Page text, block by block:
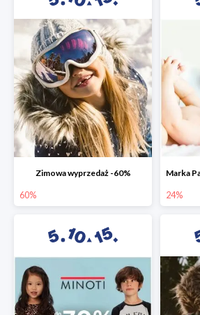
Zimowa wyprzedaż -60%
60% 24%